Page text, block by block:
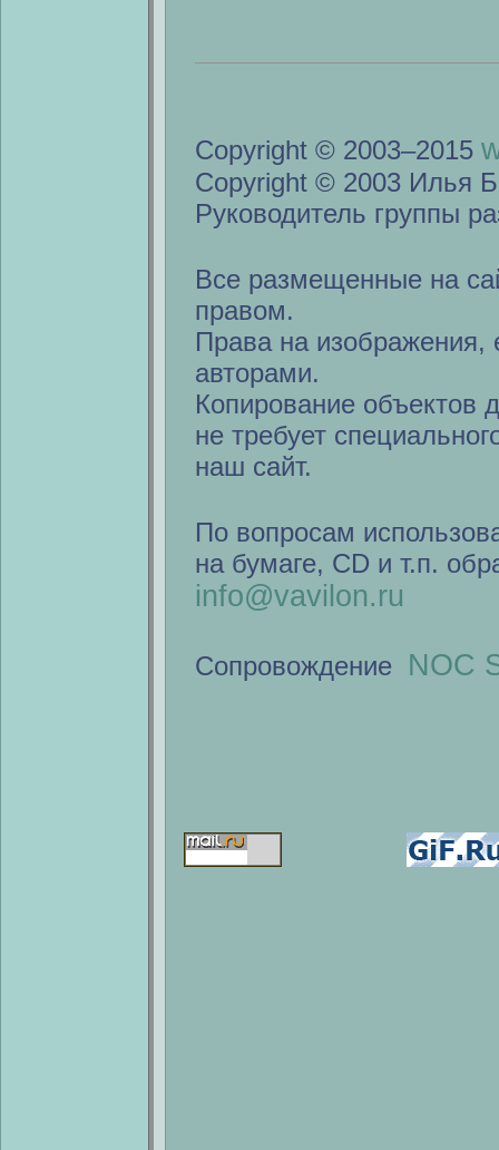
Copyright © 2003–2015
Copyright © 2003 Илья
Руководитель группы
Все размещенные на
правом.
Права на изображения,
авторами.
Копирование объектов
не требует
наш сайт.
По вопросам
на бумаге, CD и т.п.
info@vavilon.ru
Сопровождение NOC